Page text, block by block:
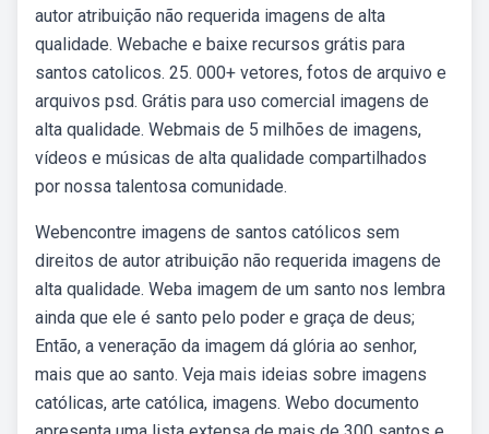
autor atribuição não requerida imagens de alta
qualidade. Webache e baixe recursos grátis para
santos catolicos. 25. 000+ vetores, fotos de arquivo e
arquivos psd. Grátis para uso comercial imagens de
alta qualidade. Webmais de 5 milhões de imagens,
vídeos e músicas de alta qualidade compartilhados
por nossa talentosa comunidade.
Webencontre imagens de santos católicos sem
direitos de autor atribuição não requerida imagens de
alta qualidade. Weba imagem de um santo nos lembra
ainda que ele é santo pelo poder e graça de deus;
Então, a veneração da imagem dá glória ao senhor,
mais que ao santo. Veja mais ideias sobre imagens
católicas, arte católica, imagens. Webo documento